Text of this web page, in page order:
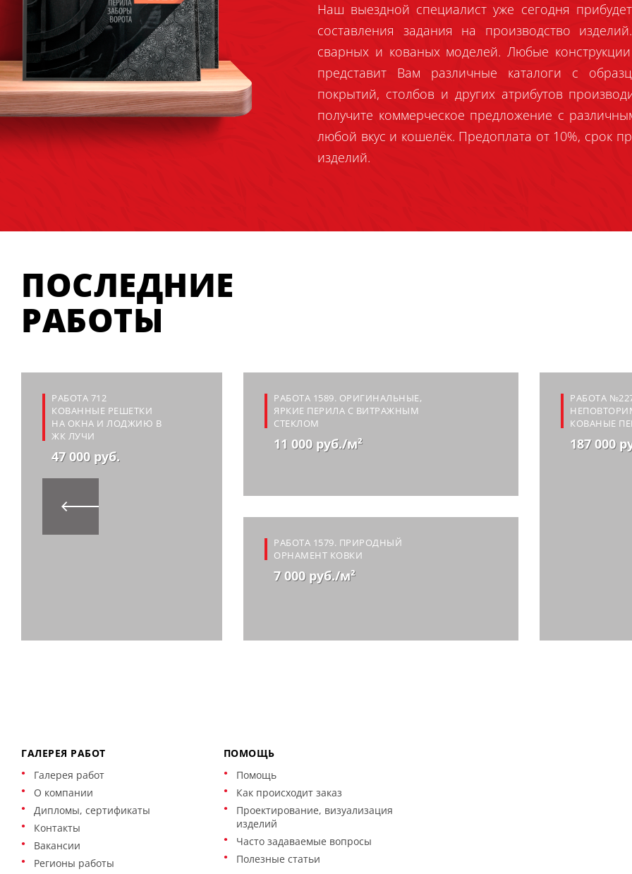
Наш выездной специалист уже сегодня
составления задания на производство
сварных и кованых моделей. Любые
представит Вам различные каталоги с
покрытий, столбов и других атрибутов
получите коммерческое предложение с
любой вкус и кошелёк. Предоплата от 10%, срок
изделий.
ПОСЛЕДНИЕ
РАБОТЫ
РАБОТА 712
КОВАННЫЕ РЕШЕТКИ
НА ОКНА И ЛОДЖИЮ В
ЖК ЛУЧИ
47 000 руб.
РАБОТА 1589. ОРИГИНАЛЬНЫЕ,
ЯРКИЕ ПЕРИЛА С ВИТРАЖНЫМ
СТЕКЛОМ
11 000 руб./м²
РАБОТА 1579. ПРИРОДНЫЙ
ОРНАМЕНТ КОВКИ
7 000 руб./м²
РАБОТА
КОВАНЫЕ
187 000
ГАЛЕРЕЯ РАБОТ
Галерея работ
О компании
Дипломы, сертификаты
Контакты
Вакансии
Регионы работы
ПОМОЩЬ
Помощь
Как происходит заказ
Проектирование, визуализация
изделий
Часто задаваемые вопросы
Полезные статьи